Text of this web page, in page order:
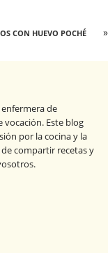
CON HUEVO POCHÉ »
de
vocación. Este blog
por la cocina y la
compartir recetas y